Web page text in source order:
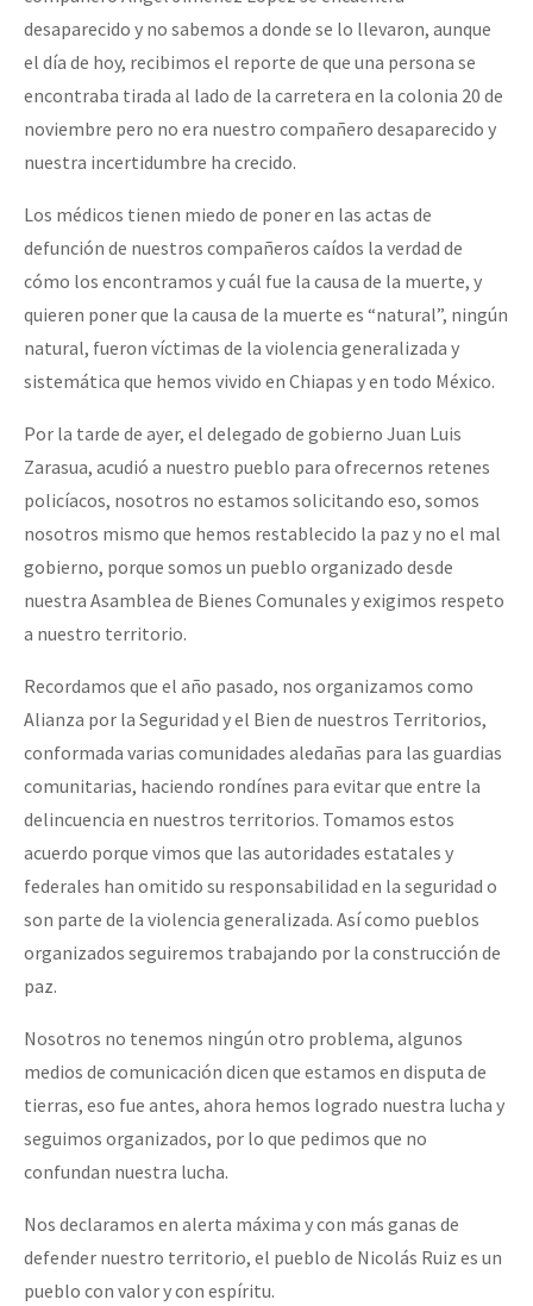
desaparecido y no sabemos a donde se lo llevaron, aunque
el día de hoy, recibimos el reporte de que una persona se
encontraba tirada al lado de la carretera en la colonia 20 de
noviembre pero no era nuestro compañero desaparecido y
nuestra incertidumbre ha crecido.
Los médicos tienen miedo de poner en las actas de
defunción de nuestros compañeros caídos la verdad de
cómo los encontramos y cuál fue la causa de la muerte, y
quieren poner que la causa de la muerte es “natural”, ningún
natural, fueron víctimas de la violencia generalizada y
sistemática que hemos vivido en Chiapas y en todo México.
Por la tarde de ayer, el delegado de gobierno Juan Luis
Zarasua, acudió a nuestro pueblo para ofrecernos retenes
policíacos, nosotros no estamos solicitando eso, somos
nosotros mismo que hemos restablecido la paz y no el mal
gobierno, porque somos un pueblo organizado desde
nuestra Asamblea de Bienes Comunales y exigimos respeto
a nuestro territorio.
Recordamos que el año pasado, nos organizamos como
Alianza por la Seguridad y el Bien de nuestros Territorios,
conformada varias comunidades aledañas para las guardias
comunitarias, haciendo rondínes para evitar que entre la
delincuencia en nuestros territorios. Tomamos estos
acuerdo porque vimos que las autoridades estatales y
federales han omitido su responsabilidad en la seguridad o
son parte de la violencia generalizada. Así como pueblos
organizados seguiremos trabajando por la construcción de
paz.
Nosotros no tenemos ningún otro problema, algunos
medios de comunicación dicen que estamos en disputa de
tierras, eso fue antes, ahora hemos logrado nuestra lucha y
seguimos organizados, por lo que pedimos que no
confundan nuestra lucha.
Nos declaramos en alerta máxima y con más ganas de
defender nuestro territorio, el pueblo de Nicolás Ruiz es un
pueblo con valor y con espíritu.